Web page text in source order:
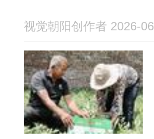
视觉朝阳创作者 2026-